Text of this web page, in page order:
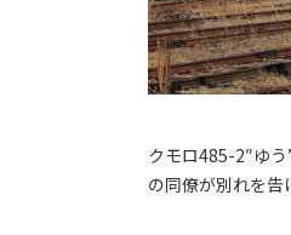
クモロ485-2″ゆ
の同僚が別れを告